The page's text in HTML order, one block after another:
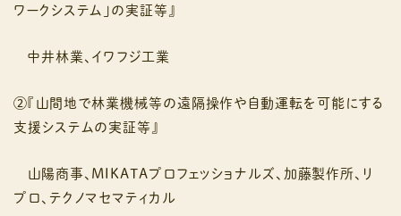
ワークシステム」の実証等』
中井林業、イワフジ⼯業
②『⼭間地で林業機械等の遠隔操作や⾃動運転を可能にする
⽀援システムの実証等』
⼭陽商事、MIKATAプロフェッショナルズ、加藤製作所、リ
プロ、テクノマセマティカル